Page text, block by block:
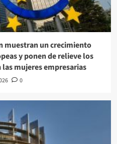
muestran un crecimiento
y ponen de relieve los
mujeres empresarias
0